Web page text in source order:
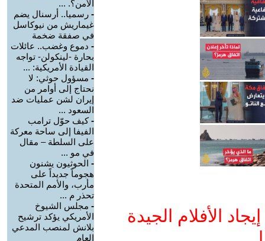
الأفلام الجيدة
الأمن؟. ...
- رسميا.. أرسنال يضم
غيماريش من نيوكاسل
في صفقة ضخمة
- دموع وغضب.. عائلات
بحارة -لينكولن- تواجه
القيادة الأمريكية: ...
- مسؤول حوثي: لا
نحتاج إلى أوامر من
إيران لشن عمليات ضد
السعود ...
-كيف حوّل ترامب
الفيفا إلى ساحة معركة
على السلطة – مقال
في مو ...
- الحوثيون يشنون
هجوماً جديداً على
مأرب، والأمم المتحدة
تحذر م ...
- مجلس الشيوخ
الأمريكي يؤكد ترشيح
بلانش لمنصب المدعي
العام